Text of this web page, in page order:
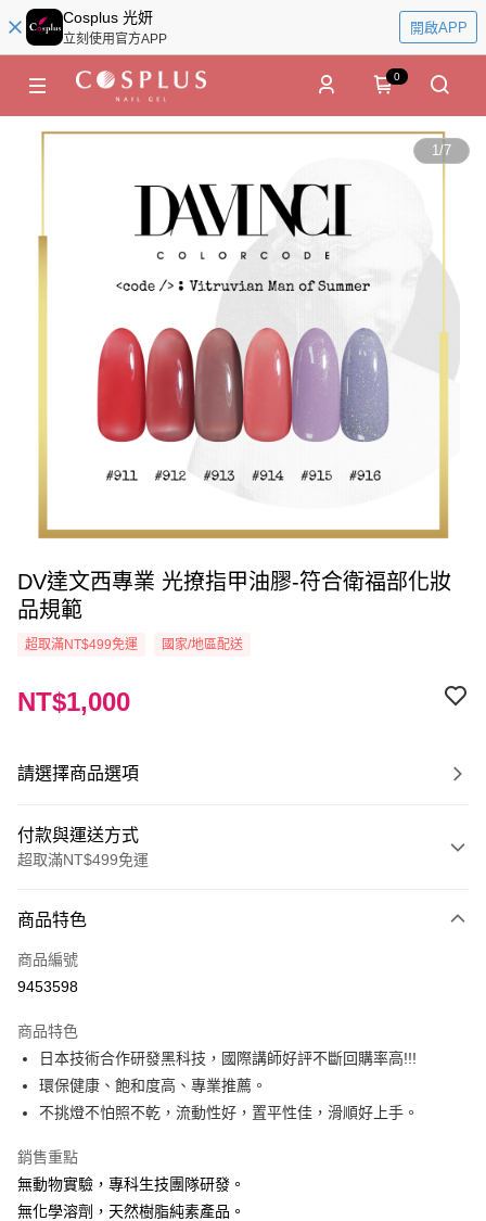
Cosplus 光妍
立刻使用官方APP
開啟APP
0
1/7
DV達文西專業 光撩指甲油膠-符合衛福部化妝
品規範
超取滿NT$499免運 國家/地區配送
NT$1,000
請選擇商品選項
付款與運送方式
超取滿NT$499免運
信用卡一次付款
信用卡分期付款
合作金庫商業銀行
華南商業銀行
彰化商業銀行
上海商業儲蓄銀行
國泰世華商業銀行
兆豐國際商業銀行
匯豐（台灣）商業銀行
聯邦商業銀行
元大商業銀行
6 期 0 利率 每期
華南商業銀行
上海商業儲蓄銀行
台北富邦商業銀行
臺灣中小企業銀行
匯豐（台灣）商業銀行
聯邦商業銀行
超商取貨付款
LINE Pay
Apple Pay
街口支付
商品特色
商品編號
9453598
商品特色
日本技術合作研發黑科技，國際講師好評不斷回購率高!!!
環保健康、飽和度高、專業推薦。
不挑燈不怕照不乾，流動性好，置平性佳，滑順好上手。
銷售重點
無動物實驗，專科生技團隊研發。
無化學溶劑，天然樹脂純素產品。